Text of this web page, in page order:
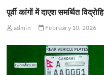
पूर्वी कांगों में दाएश समर्थित
admin February 10, 2026